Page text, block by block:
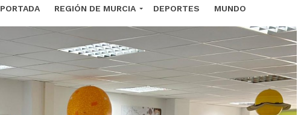
PORTADA REGIÓN DE MURCIA DEPORTES MUNDO